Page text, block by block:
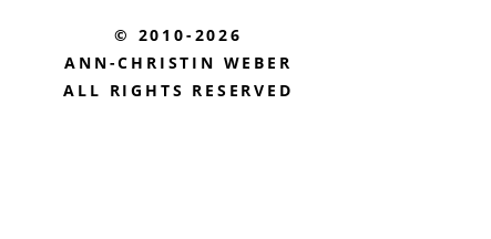
© 2010-2026
ANN-CHRISTIN WEBER
ALL RIGHTS RESERVED